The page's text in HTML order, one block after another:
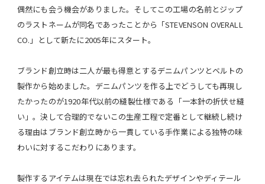
偶然にも会う機会がありました。そしてこの工場の名前とジップ
のラストネームが同名であったことから「STEVENSON OVERALL
CO.」として新たに2005年にスタート。
ブランド創立時は二人が最も得意とするデニムパンツとベルトの
製作から始めました。デニムパンツを作る上でどうしても再現し
たかったのが1920年代以前の縫製仕様である「一本針の折伏せ縫
い」。決して合理的でないこの生産工程で定番として継続し続け
る理由はブランド創立時から一貫している手作業による独特の味
わいに対するこだわりにあります。
製作するアイテムは現在では忘れ去られたデザインやディテール